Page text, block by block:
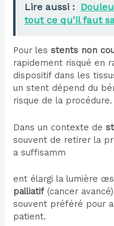
Lire aussi :
tout ce qu'il faut
Pour lesstents non
rapidement risqué en
dispositif dans les
un stent dépend du
risque de la procédure.
Dans un contexte de
souvent de retirer la
a suffisamm
ent élargi la lumière
palliatif (cancer
souvent préféré pour
patient.